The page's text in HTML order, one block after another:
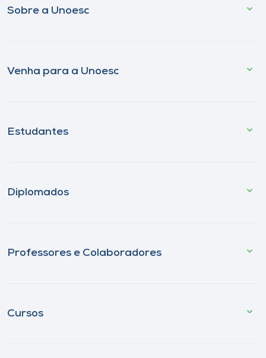
Sobre a Unoesc
Venha para a Unoesc
Estudantes
Diplomados
Professores e Colaboradores
Cursos